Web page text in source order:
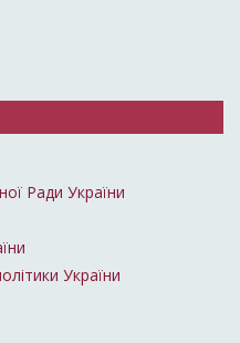
Ради України
України